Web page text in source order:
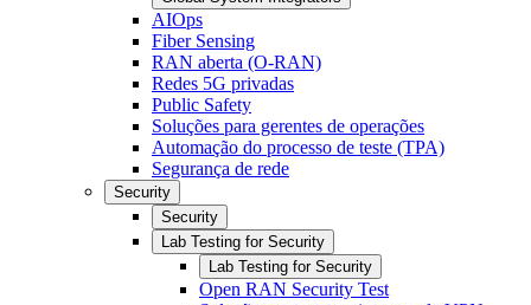
AIOps
Fiber Sensing
RAN aberta (O-RAN)
Redes 5G privadas
Public Safety
Soluções para gerentes de operações
Automação do processo de teste (TPA)
Segurança de rede
Security
Security
Lab Testing for Security
Lab Testing for Security
Open RAN Security Test